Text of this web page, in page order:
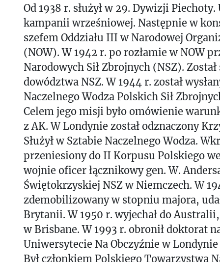
Od 1938 r. służył w 29. Dywizji
kampanii wrześniowej. Następnie w
szefem Oddziału III w Narodowej
(NOW). W 1942 r. po rozłamie w NOW
Narodowych Sił Zbrojnych (NSZ).
dowództwa NSZ. W 1944 r. został
Naczelnego Wodza Polskich Sił
Celem jego misji było omówienie
z AK. W Londynie został odznaczony
Służył w Sztabie Naczelnego Wodza.
przeniesiony do II Korpusu Polskiego we
wojnie oficer łącznikowy gen. W.
Świętokrzyskiej NSZ w Niemczech. W
zdemobilizowany w stopniu majora,
Brytanii. W 1950 r. wyjechał do
w Brisbane. W 1993 r. obronił doktorat
Uniwersytecie Na Obczyźnie w
Był członkiem Polskiego Towarzystwa